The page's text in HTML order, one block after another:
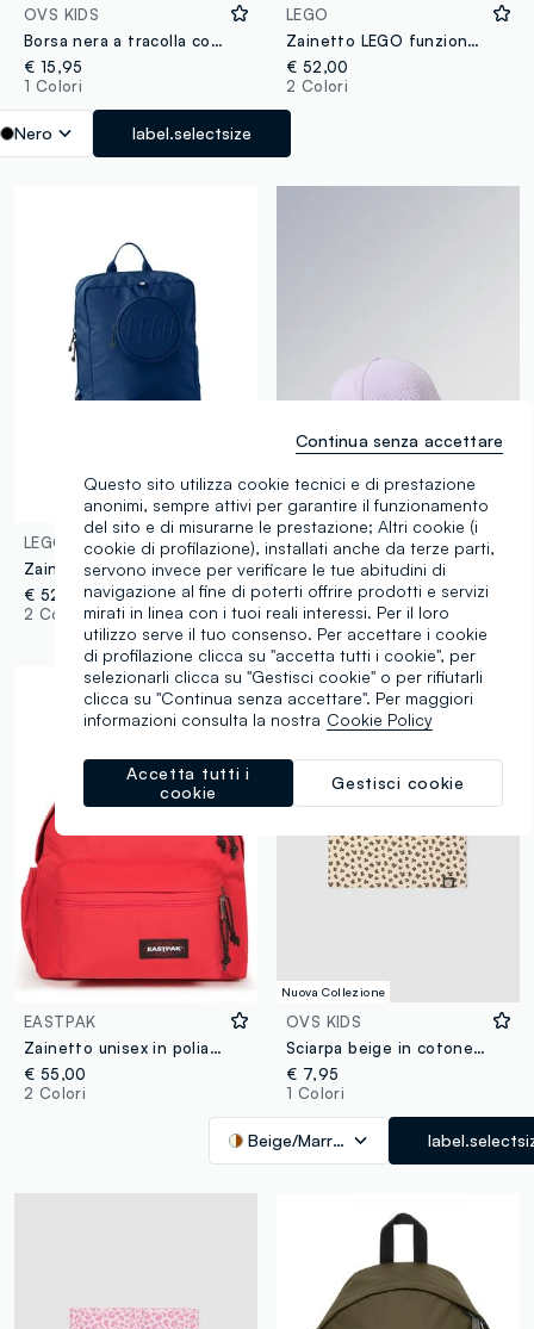
OVS KIDS
Borsa nera a tracolla con frange e borchie per bambina e ragazza
€ 15,95
1 Colori
Nero label.selectsize
LEGO
Zainetto LEGO funzionale per bambini
€ 52,00
2 Colori
LEGO
Zainetto LEGO blu per bambini
€ 52,00
2 Colori
Nuova Collezione
ALTAVIA COURT
€ 9,95
1 Colori
EASTPAK
Zainetto unisex in poliammide rosso EASTPAK
€ 55,00
2 Colori
Nuova Collezione
OVS KIDS
Sciarpa beige in cotone elasticizzato con stampa animalier per bambina
€ 7,95
1 Colori
Beige/Marrone
Questo sito utilizza cookie tecnici e di prestazione
anonimi, sempre attivi per garantire il funzionamento
del sito e di misurarne le prestazione; Altri cookie (i
cookie di profilazione), installati anche da terze parti,
servono invece per verificare le tue abitudini di
navigazione al fine di poterti offrire prodotti e servizi
mirati in linea con i tuoi reali interessi. Per il loro
utilizzo serve il tuo consenso. Per accettare i cookie
di profilazione clicca su "accetta tutti i cookie", per
selezionarli clicca su "Gestisci cookie" o per rifiutarli
clicca su "Continua senza accettare". Per maggiori
informazioni consulta la nostra Cookie Policy
Gestisci cookie
Accetta tutti i
cookie
Continua senza accettare